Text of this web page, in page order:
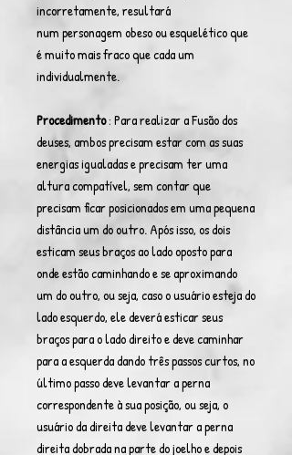
incorretamente, resultará
num personagem obeso ou esquelético que
é muito mais fraco que cada um
individualmente.
Procedimento: Para realizar a Fusão dos
deuses, ambos precisam estar com as suas
energias igualadas e precisam ter uma
altura compatível, sem contar que
precisam ficar posicionados em uma pequena
distância um do outro. Após isso, os dois
esticam seus braços ao lado oposto para
onde estão caminhando e se aproximando
um do outro, ou seja, caso o usuário esteja do
lado esquerdo, ele deverá esticar seus
braços para o lado direito e deve caminhar
para a esquerda dando três passos curtos, no
último passo deve levantar a perna
correspondente à sua posição, ou seja, o
usuário da direita deve levantar a perna
direita dobrada na parte do joelho e depois